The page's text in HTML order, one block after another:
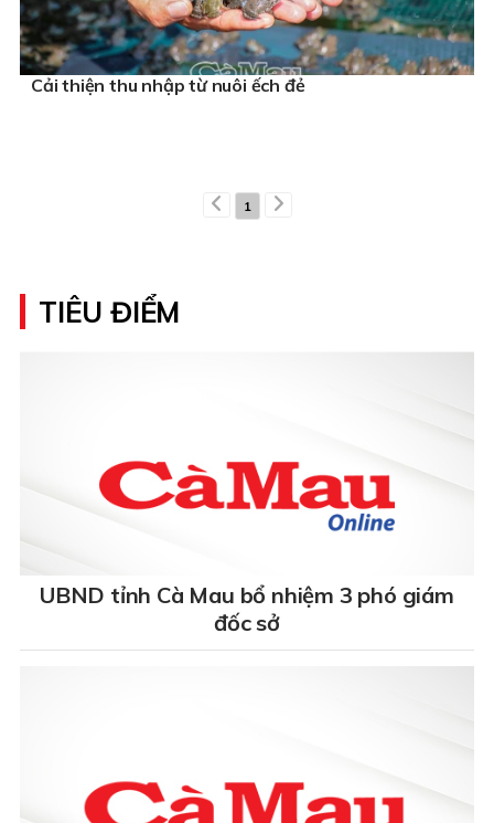
Cải thiện thu nhập từ nuôi ếch đẻ
1
TIÊU ĐIỂM
UBND tỉnh Cà Mau bổ nhiệm 3 phó giám
đốc sở